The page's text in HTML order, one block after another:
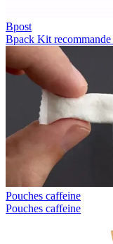
Bpost
Bpack Kit recommande
Pouches caffeine
Pouches caffeine